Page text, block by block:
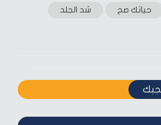
حياتك صح شد الجلد